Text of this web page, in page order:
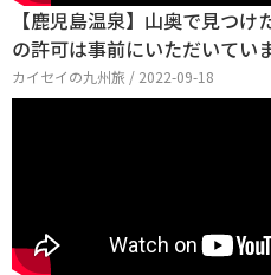
【鹿児島温泉】山奥で見つ
の許可は事前にいただいて
カイセイの九州旅 / 2022-09-18